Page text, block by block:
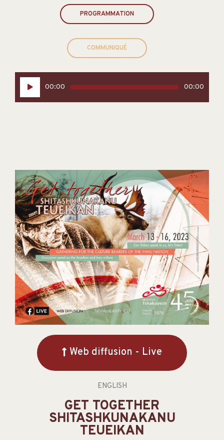
PROGRAMMATION
COMMUNIQUÉ
Lecteur00:00 00:00
Web diffusion - Live
ENGLISH
GET TOGETHER
SHITASHKUNAKANU
TEUEIKAN